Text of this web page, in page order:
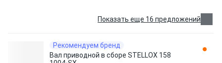
Показать еще 16 предложений
Рекомендуем бренд
Вал приводной в сборе STELLOX 158